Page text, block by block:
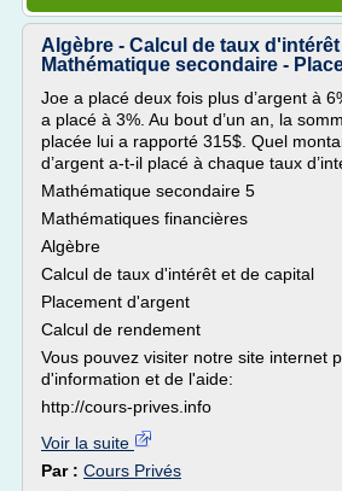
Algèbre - Calcul de taux
Mathématique secondaire -
Joe a placé deux fois plus d’argent à
a placé à 3%. Au bout d’un an, la
placée lui a rapporté 315$. Quel
d’argent a-t-il placé à chaque taux
Mathématique secondaire 5
Mathématiques financières
Algèbre
Calcul de taux d'intérêt et de capital
Placement d'argent
Calcul de rendement
Vous pouvez visiter notre site internet
d'information et de l'aide:
http://cours-prives.info
Voir la suite
Par : Cours Privés